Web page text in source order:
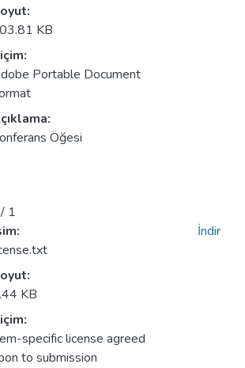
KB
Portable Document
Öğesi
1
KB
specific license agreed
to submission
İndir